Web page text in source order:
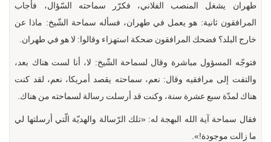
طهران يشغل المنصب الفلاني، فكرّر سماحته السّؤال، فأجاب
المرافقون ثانية: هو يعمل في طهران، فسأله سماحة الشّيخ: ماذا عن
خارج البلد؟ فضحك المرافقون ضحكة استهزاء وقالوا: لا هو في طهران.
فتوجّه المسؤول مباشرة وقال لسماحة الشّيخ: لا، أنا لست هناك بعد،
والتفت إلى مرافقيه وقال: نعم، سماحته يقصد أمريكا، نعم، لقد كنت
هناك لمدّة سبع عشرة سنة، وكنت قد أرسلت رسالة لسماحته من هناك.
فقال سماحة آية الله البهجة له: «تلك الرّسالة والهديّة الّتي أرسلتها لي
ما زالت موجودة!».